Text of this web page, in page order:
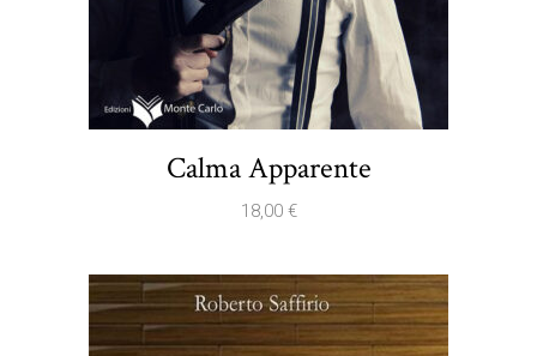
Calma Apparente
18,00 €